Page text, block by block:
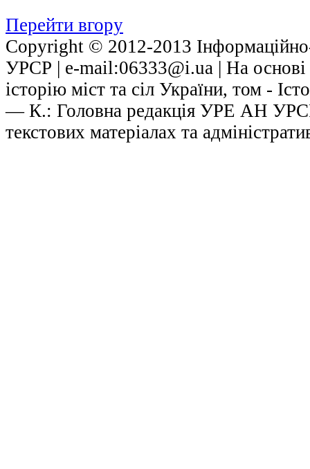
Перейти вгору
Copyright © 2012-2013 Інформаційно-
УРСР | е-mail:06333@i.ua | На основі
історію міст та сіл України, том -
— К.: Головна редакція УРЕ АН
текстових матеріалах та